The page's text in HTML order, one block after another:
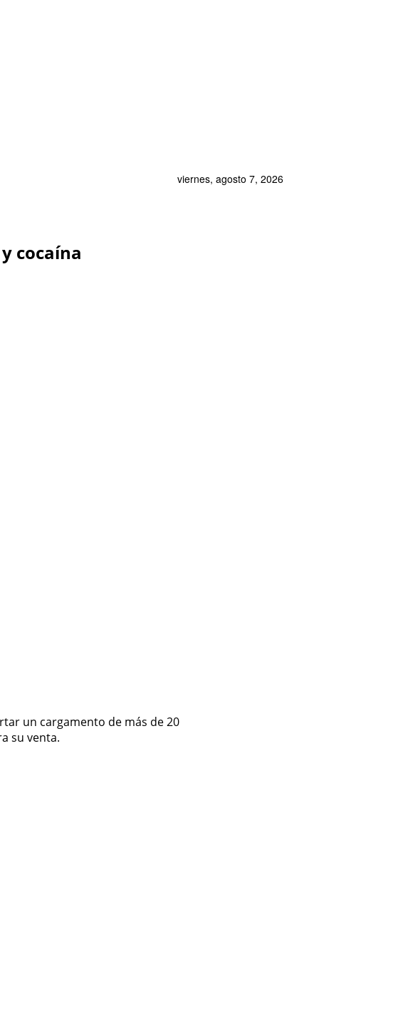
viernes, agosto 7, 2026
cocaína
un cargamento de más de 20
su venta.